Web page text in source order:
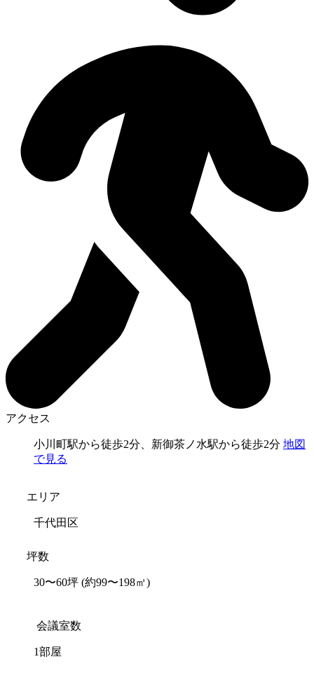
アクセス
小川町駅から徒歩2分、新御茶ノ水駅から徒歩2分 地図
で見る
エリア
千代田区
坪数
30〜60坪 (約99〜198㎡)
会議室数
1部屋